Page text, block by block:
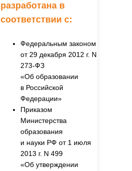
Федеральным законом
от 29 декабря 2012 г. N
273-ФЗ
«Об образовании
в Российской
Федерации»
Приказом
Министерства
образования
и науки РФ от 1 июля
2013 г. N 499
«Об утверждении
разработана в
соответствии с: